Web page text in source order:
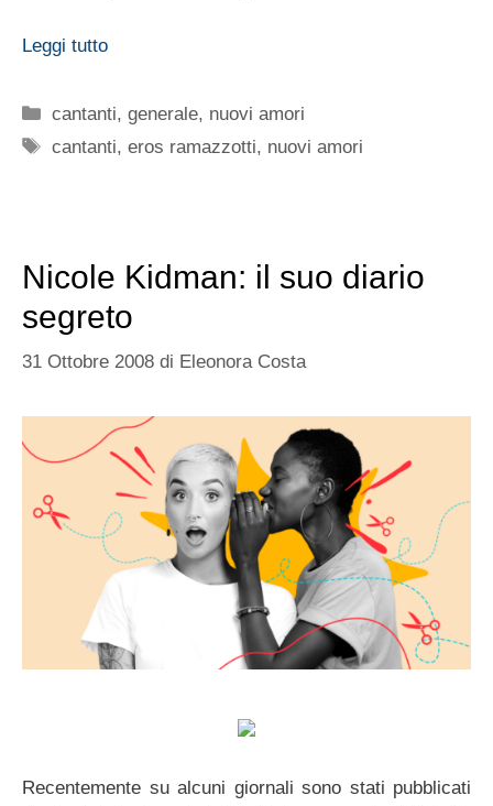
Leggi tutto
Categorie
cantanti,generale, nuovi amori
Tag
cantanti,eros ramazzotti, nuovi amori
Nicole Kidman: il suo diario
segreto
31 Ottobre 2008 di Eleonora Costa
Recentemente su alcuni giornali sono stati pubblicati